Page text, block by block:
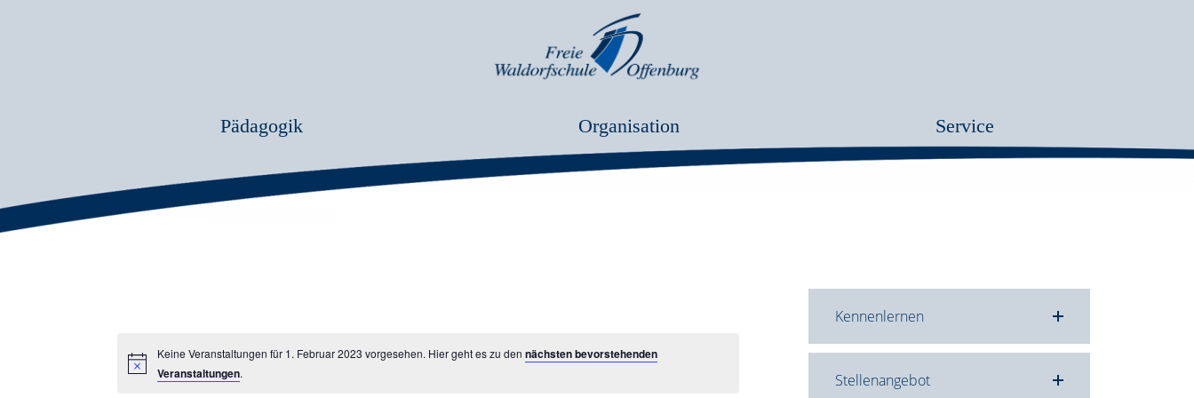
Pädagogik Organisation Service
Keine Veranstaltungen für 1. Februar 2023 vorgesehen. Hier geht es zu den nächsten bevorstehenden
Veranstaltungen.
Kennenlernen
Stellenangebot